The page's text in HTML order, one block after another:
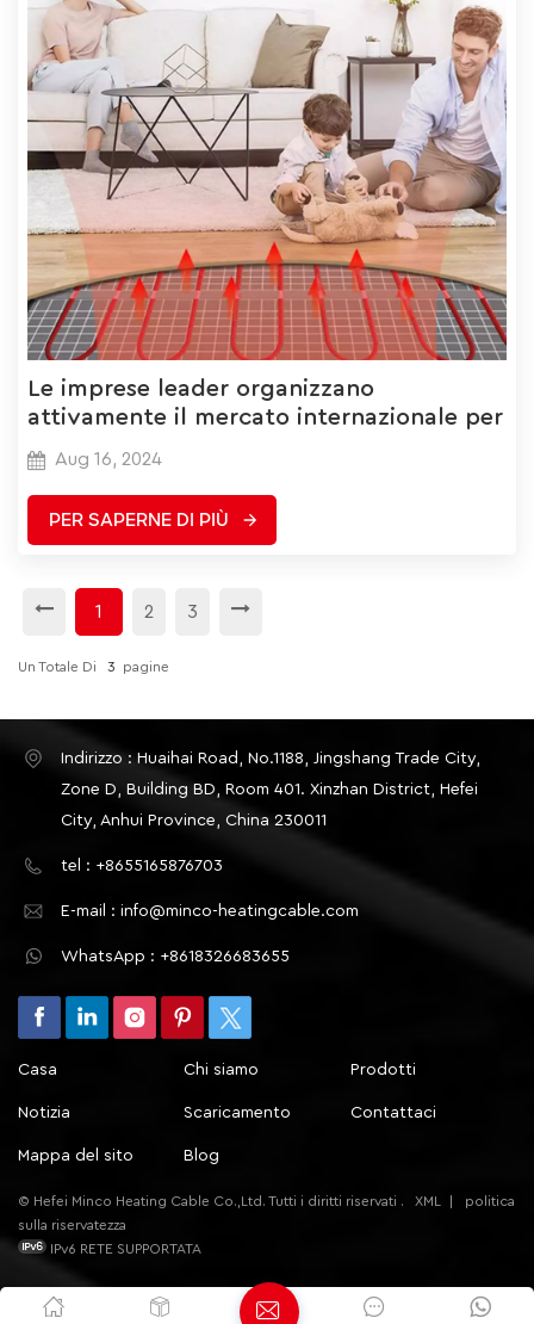
Le imprese leader organizzano
attivamente il mercato internazionale per
guidare lo sviluppo del settore
Aug 16, 2024
PER SAPERNE DI PIÙ
1 2 3
Un Totale Di 3 Pagine
Indirizzo : Huaihai Road, No.1188, Jingshang Trade City,
Zone D, Building BD, Room 401. Xinzhan District, Hefei
City, Anhui Province, China 230011
tel : +8655165876703
E-mail : info@minco-heatingcable.com
WhatsApp : +8618326683655
Casa Chi siamo Prodotti
Notizia Scaricamento Contattaci
Mappa del sito Blog
© Hefei Minco Heating Cable Co.,Ltd. Tutti i diritti riservati . XML
politica
sulla riservatezza
IPv6 RETE SUPPORTATA